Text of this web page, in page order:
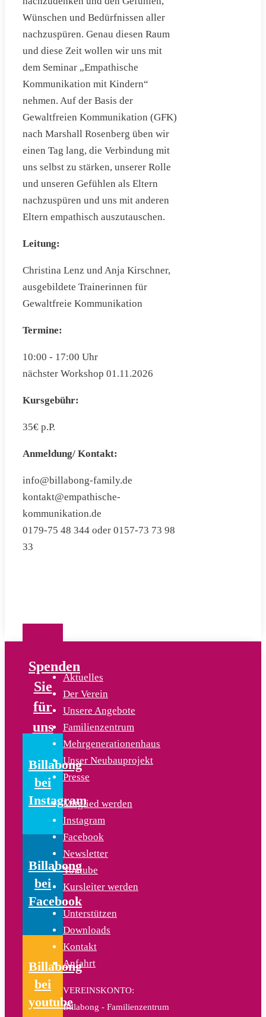
Wünschen und Bedürfnissen aller
nachzuspüren. Genau diesen Raum
und diese Zeit wollen wir uns mit
dem Seminar „Empathische
Kommunikation mit Kindern“
nehmen. Auf der Basis der
Gewaltfreien Kommunikation (GFK)
nach Marshall Rosenberg üben wir
einen Tag lang, die Verbindung mit
uns selbst zu stärken, unserer Rolle
und unseren Gefühlen als Eltern
nachzuspüren und uns mit anderen
Eltern empathisch auszutauschen.
Leitung:
Christina Lenz und Anja Kirschner,
ausgebildete Trainerinnen für
Gewaltfreie Kommunikation
Termine:
10:00 - 17:00 Uhr
nächster Workshop 01.11.2026
Kursgebühr:
35€ p.P.
Anmeldung/ Kontakt:
info@billabong-family.de
kontakt@empathische-
kommunikation.de
0179-75 48 344 oder 0157-73 73 98
33
Spenden
Sie
für
uns
Billabong
bei
Instagram
Billabong
bei
Facebook
Billabong
bei
youtube
Aktuelles
Der Verein
Unsere Angebote
Familienzentrum
Mehrgenerationenhaus
Unser Neubauprojekt
Presse
Mitglied werden
Instagram
Facebook
Newsletter
Youtube
Kursleiter werden
Unterstützen
Downloads
Kontakt
Anfahrt
VEREINSKONTO:
Billabong - Familienzentrum